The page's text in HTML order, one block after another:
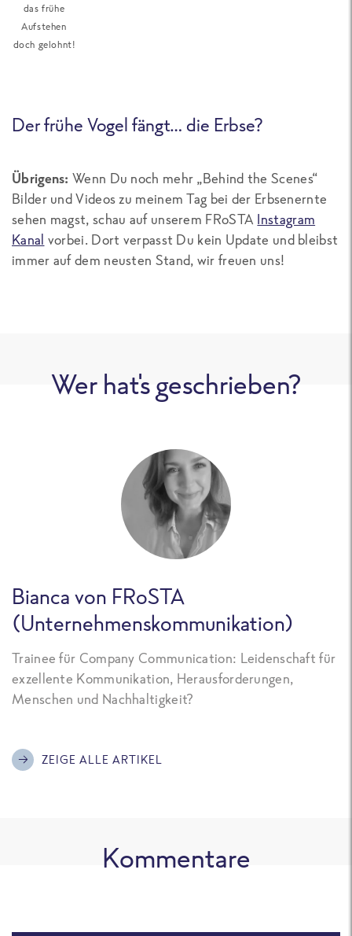
das frühe
Aufstehen
doch gelohnt!
Der frühe Vogel fängt… die Erbse?
Übrigens: Wenn Du noch mehr „Behind the Scenes“
Bilder und Videos zu meinem Tag bei der Erbsenernte
sehen magst, schau auf unserem FRoSTA Instagram
Kanal vorbei. Dort verpasst Du kein Update und bleibst
immer auf dem neusten Stand, wir freuen uns!
Wer hat's geschrieben?
Bianca von FRoSTA
(Unternehmenskommunikation)
Trainee für Company Communication: Leidenschaft für
exzellente Kommunikation, Herausforderungen,
Menschen und Nachhaltigkeit?
ZEIGE ALLE ARTIKEL
Kommentare